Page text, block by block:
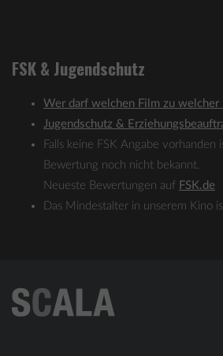
FSK & Jugendschutz
Wer darf welchen Film zu welcher
Jugendschutz &
Falls keine FSK Angabe vorhanden
Bewertung noch nicht bekannt.
Neueste Bewertungen auf
FSK.de
Das Mindestalter in unserem Kino